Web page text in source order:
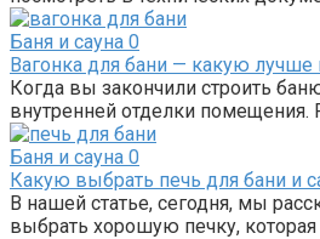
Баня и сауна 0
Вагонка для бани — какую лучше
Когда вы закончили строить
внутренней отделки
Баня и сауна 0
Какую выбрать печь для бани и
В нашей статье, сегодня, мы
выбрать хорошую печку, которая